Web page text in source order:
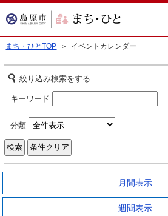
まち・ひとTOP ＞ イベントカレンダー
絞り込み検索をする
キーワード
分類
月間表示
週間表示